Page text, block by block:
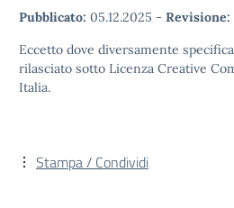
Pubblicato: 05.12.2025 - Revisione:
Eccetto dove diversamente
rilasciato sotto Licenza Creative
Italia.
Stampa / Condividi